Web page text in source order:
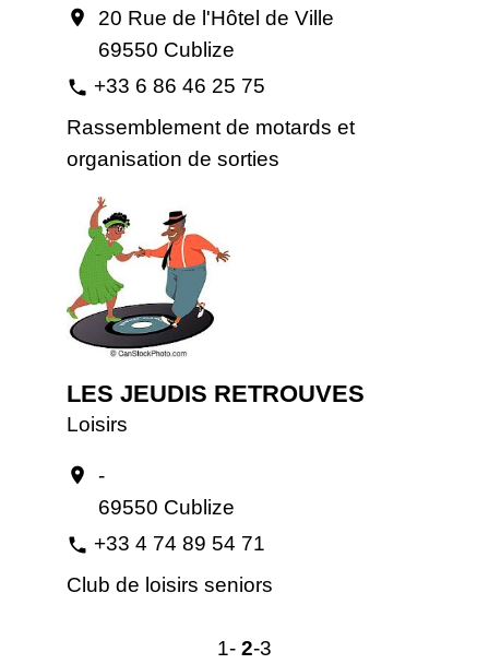
location_on
20 Rue de l'Hôtel de Ville
69550 Cublize
phone +33 6 86 46 25 75
Rassemblement de motards et
organisation de sorties
LES JEUDIS RETROUVES
Loisirs
location_on
-
69550 Cublize
phone +33 4 74 89 54 71
Club de loisirs seniors
1- 2-3